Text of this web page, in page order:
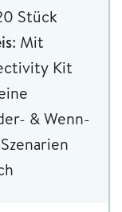
Stück
: Mit
Kit
& Wenn-